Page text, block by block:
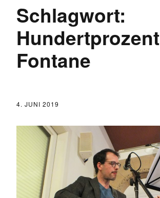
Schlagwort:
Hundertprozent
Fontane
4. JUNI 2019